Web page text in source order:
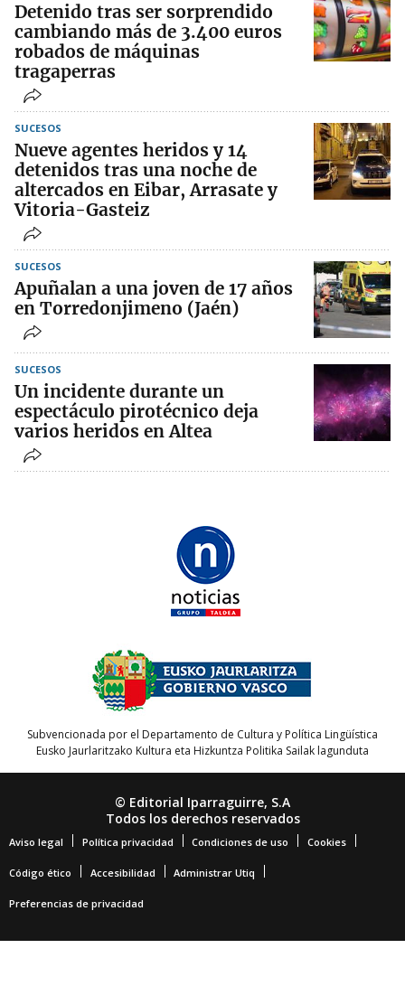
Detenido tras ser sorprendido
cambiando más de 3.400 euros
robados de máquinas
tragaperras
SUCESOS
Nueve agentes heridos y 14
detenidos tras una noche de
altercados en Eibar, Arrasate y
Vitoria-Gasteiz
SUCESOS
Apuñalan a una joven de 17 años
en Torredonjimeno (Jaén)
SUCESOS
Un incidente durante un
espectáculo pirotécnico deja
varios heridos en Altea
Subvencionada por el Departamento de Cultura y Política Lingüística
Eusko Jaurlaritzako Kultura eta Hizkuntza Politika Sailak lagunduta
© Editorial Iparraguirre, S.A
Todos los derechos reservados
Aviso legal Política privacidad Condiciones de uso Cookies
Código ético Accesibilidad Administrar Utiq
Preferencias de privacidad